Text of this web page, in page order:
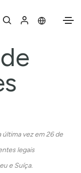
última vez em 26 de
legais
e Suíça.